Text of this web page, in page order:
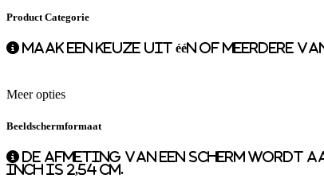
Product Categorie
Maak een keuze uit één of meerdere
Meer opties
Beeldschermformaat
De afmeting van een scherm wordt
inch is 2,54 cm.